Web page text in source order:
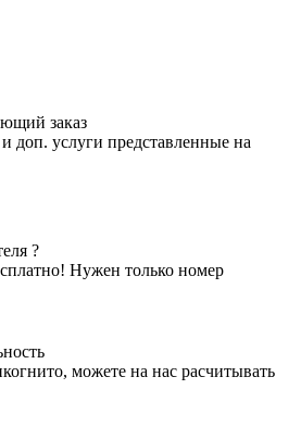
заказ
доп. услуги представленные на
?
Нужен только номер
можете на нас расчитывать